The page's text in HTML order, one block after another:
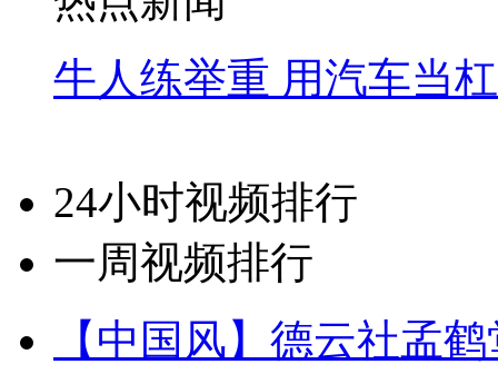
牛人练举重 用汽车当
24小时视频排行
一周视频排行
【中国风】德云社孟